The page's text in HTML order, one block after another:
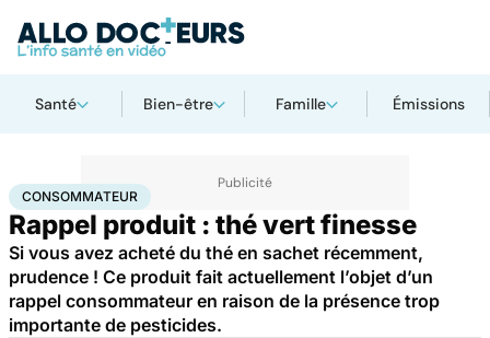
Santé Bien-être Famille Émissions
AccueilSantéConsommateur
CONSOMMATEUR
Rappel produit : thé vert finesse
Si vous avez acheté du thé en sachet récemment,
prudence ! Ce produit fait actuellement l’objet d’un
rappel consommateur en raison de la présence trop
importante de pesticides.